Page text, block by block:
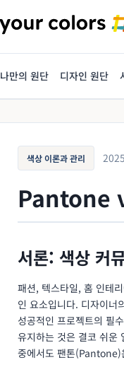
나만의 원단 디자인 원단
색상 이론과 관리
Pantone
서론: 색상 커
패션, 텍스타일, 홈 인테
인 요소입니다. 디자이너
성공적인 프로젝트의 필
유지하는 것은 결코 쉬운
중에서도 팬톤(Pantone)